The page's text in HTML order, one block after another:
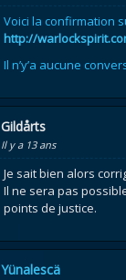
Voici la confirmation
http://
Il n’y’a aucune
Gildårts
Il y a 13 ans
Je sait bien alors
Il ne sera pas
points de justice.
Yünalescä